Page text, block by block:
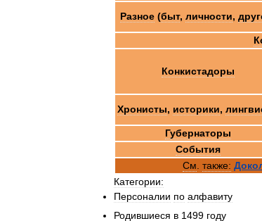
Разное (быт, личности,
Конкистадоры
Хронисты, историки,
Губернаторы
События
См. также:
Категории:
Персоналии по алфавиту
Родившиеся в 1499 году